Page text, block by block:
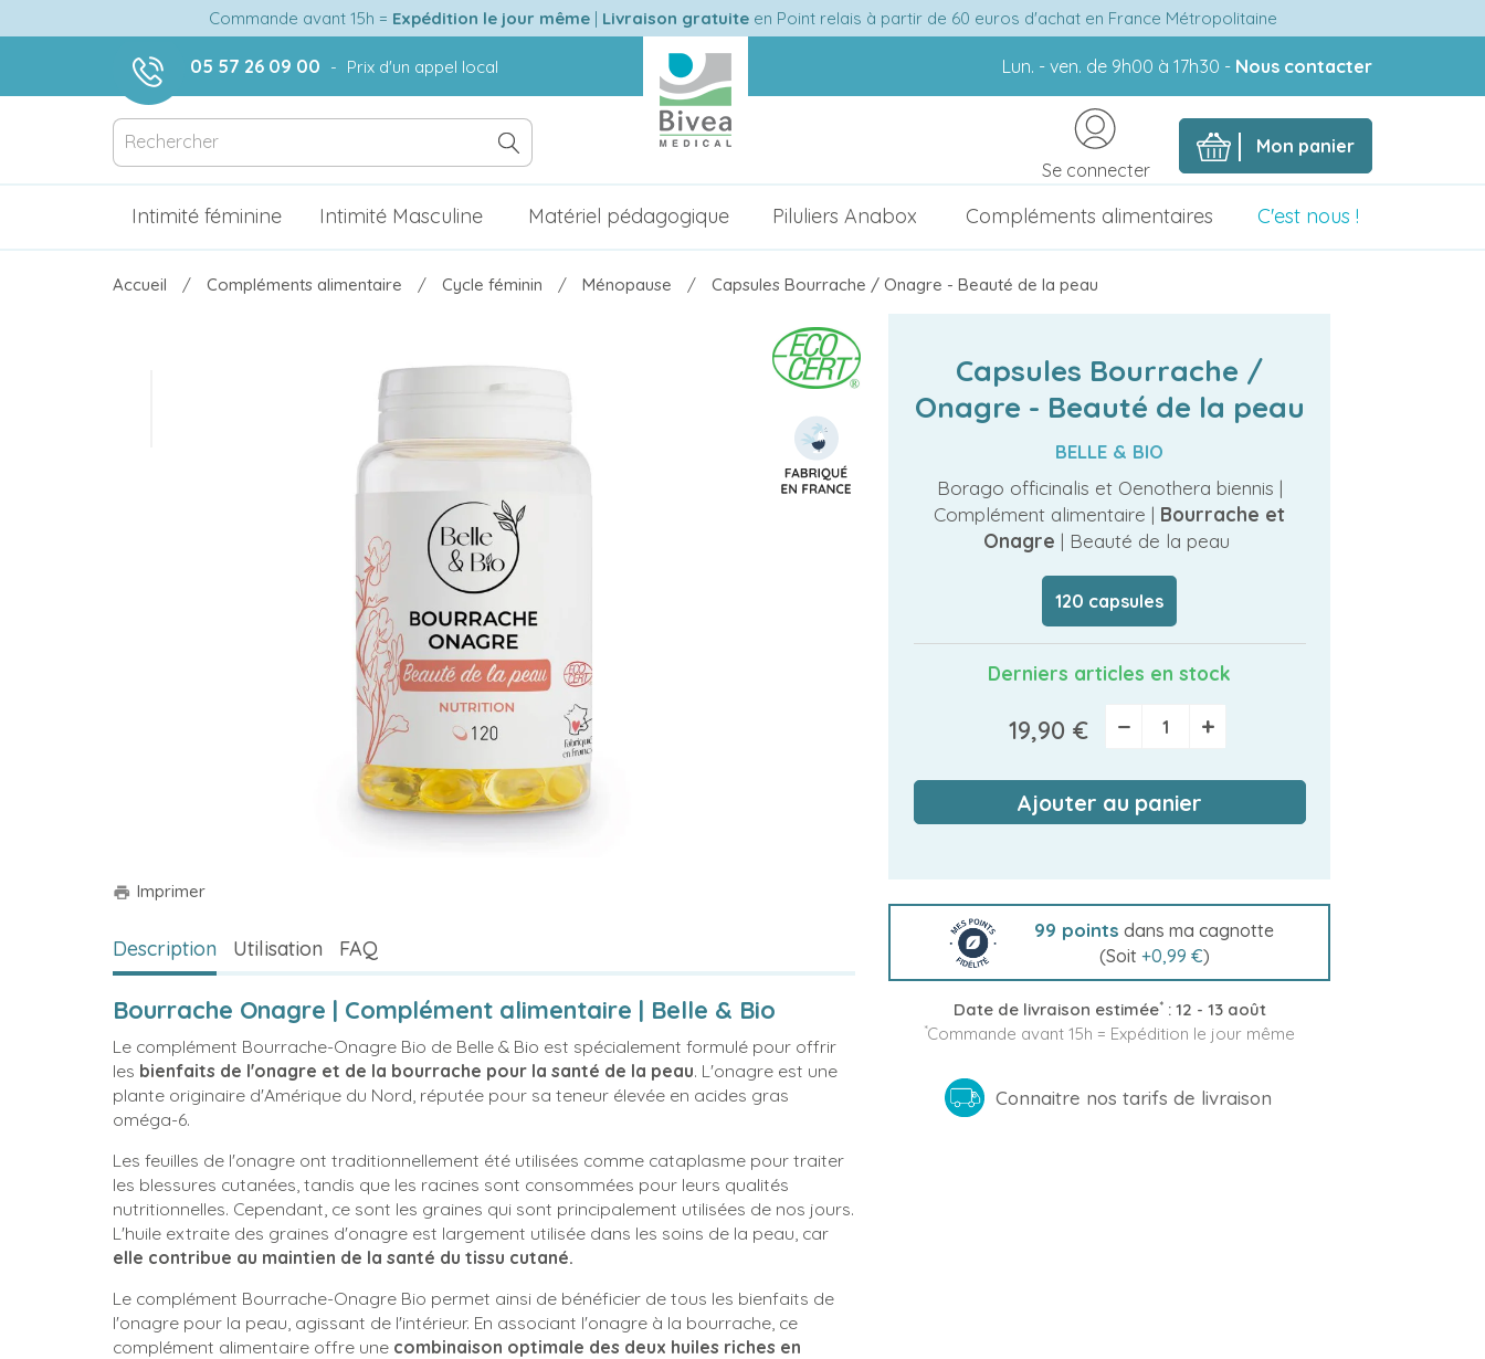
Commande avant 15h = Expédition le jour même| Livraison gratuiteen Point relais à partir de 60 euros d'achat en France Métropolitaine
05 57 26 09 00 - Prix d'un appel local Lun. - ven. de 9h00 à 17h30 - Nous contacter
Mon panier
Se connecter
Intimité féminine Intimité Masculine Matériel pédagogique Piluliers Anabox Compléments alimentaires C'est nous !
Accueil Compléments alimentaire Cycle féminin Ménopause Capsules Bourrache / Onagre - Beauté de la peau
print Imprimer
Capsules Bourrache /
Onagre - Beauté de la peau
BELLE & BIO
Borago officinalis et Oenothera biennis |
Complément alimentaire | Bourrache et
Onagre | Beauté de la peau
120 capsules
Derniers articles en stock
19,90 € − +
Ajouter au panier
99 points dans ma cagnotte
(Soit +0,99 €)
Date de livraison estimée*: 12 - 13 août
*Commande avant 15h = Expédition le jour même
Connaitre nos tarifs de livraison
Description Utilisation FAQ
Bourrache Onagre | Complément alimentaire | Belle & Bio
Le complément Bourrache-Onagre Bio de Belle & Bio est spécialement formulé pour offrir
les bienfaits de l'onagre et de la bourrache pour la santé de la peau. L'onagre est une
plante originaire d'Amérique du Nord, réputée pour sa teneur élevée en acides gras
oméga-6.
Les feuilles de l'onagre ont traditionnellement été utilisées comme cataplasme pour traiter
les blessures cutanées, tandis que les racines sont consommées pour leurs qualités
nutritionnelles. Cependant, ce sont les graines qui sont principalement utilisées de nos jours.
L'huile extraite des graines d'onagre est largement utilisée dans les soins de la peau, car
elle contribue au maintien de la santé du tissu cutané.
Le complément Bourrache-Onagre Bio permet ainsi de bénéficier de tous les bienfaits de
l'onagre pour la peau, agissant de l'intérieur. En associant l'onagre à la bourrache, ce
complément alimentaire offre une combinaison optimale des deux huiles riches en